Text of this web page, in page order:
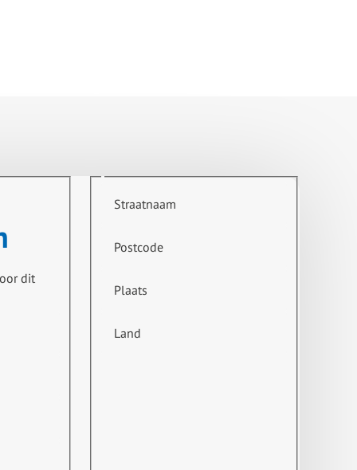
dit
Straatnaam
Postcode
Plaats
Land